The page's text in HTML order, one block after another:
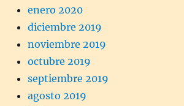
enero 2020
diciembre 2019
noviembre 2019
octubre 2019
septiembre 2019
agosto 2019